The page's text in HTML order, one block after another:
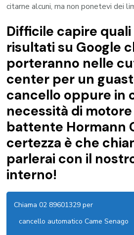
citarne alcuni, ma non ponetevi dei
Difficile capire quali
risultati su Google
porteranno nelle
center per un
cancello oppure in
necessità di
battente Hormann
certezza è che
parlerai con il
interno!
Chiama 02 89601329 per
cancello automatico Came Senago